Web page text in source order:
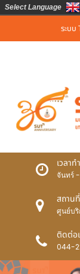
ระบบ
เวลา
จันทร์
สถาน
ศูนย์บริ
ติดต่อ
044-
Select Language